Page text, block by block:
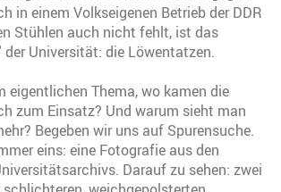
in einem Volkseigenen Betrieb der DDR
Stühlen auch nicht fehlt, ist das
der Universität: die Löwentatzen.
eigentlichen Thema, wo kamen die
zum Einsatz? Und warum sieht man
Begeben wir uns auf Spurensuche.
eins: eine Fotografie aus den
Darauf zu sehen: zwei